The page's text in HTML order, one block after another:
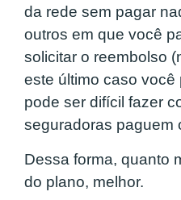
da rede sem pagar
outros em que você
solicitar o reembolso
este último caso você
pode ser difícil fazer
seguradoras paguem
Dessa forma, quanto
do plano, melhor.